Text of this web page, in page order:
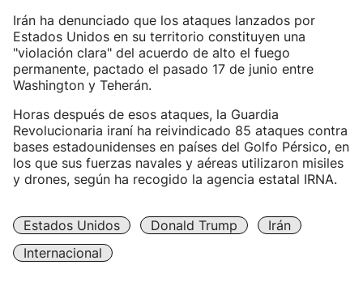
Irán ha denunciado que los ataques lanzados por
Estados Unidos en su territorio constituyen una
"violación clara" del acuerdo de alto el fuego
permanente, pactado el pasado 17 de junio entre
Washington y Teherán.
Horas después de esos ataques, la Guardia
Revolucionaria iraní ha reivindicado 85 ataques contra
bases estadounidenses en países del Golfo Pérsico, en
los que sus fuerzas navales y aéreas utilizaron misiles
y drones, según ha recogido la agencia estatal IRNA.
Estados Unidos Donald Trump
Irán
Internacional